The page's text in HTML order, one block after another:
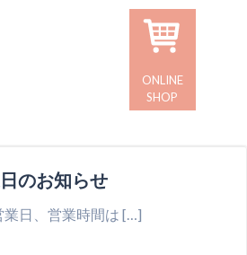
ッ
ONLINE
SHOP
のお知らせ
日、営業時間は […]